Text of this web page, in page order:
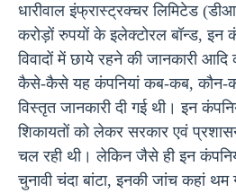
धारीवाल इंफ्रास्ट्रक्चर लिमिटेड
करोड़ों रुपयों के इलेक्टोरल बॉन्ड, इन
विवादों में छाये रहने की जानकारी
कैसे-कैसे यह कंपनियां कब-कब, कौन-
विस्तृत जानकारी दी गई थी। इन
शिकायतों को लेकर सरकार एवं
चल रही थी। लेकिन जैसे ही इन
चुनावी चंदा बांटा, इनकी जांच कहां